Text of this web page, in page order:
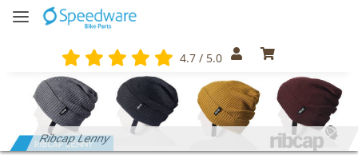
4.7 / 5.0
Ribcap Lenny